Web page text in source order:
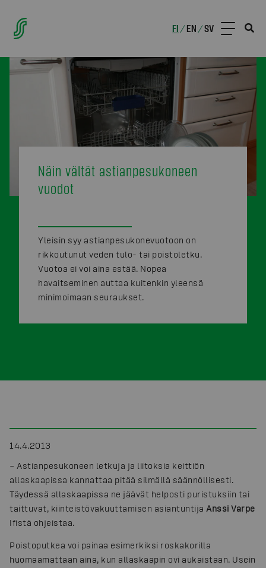
FI /EN /SV
Näin vältät astianpesukoneen
vuodot
Yleisin syy astianpesukonevuotoon on
rikkoutunut veden tulo- tai poistoletku.
Vuotoa ei voi aina estää. Nopea
havaitseminen auttaa kuitenkin yleensä
minimoimaan seuraukset.
14.4.2013
– Astianpesukoneen letkuja ja liitoksia keittiön
allaskaapissa kannattaa pitää silmällä säännöllisesti.
Täydessä allaskaapissa ne jäävät helposti puristuksiin tai
taittuvat, kiinteistövakuuttamisen asiantuntija Anssi Varpe
Ifistä ohjeistaa.
Poistoputkea voi painaa esimerkiksi roskakorilla
huomaamattaan aina, kun allaskaapin ovi aukaistaan. Usein